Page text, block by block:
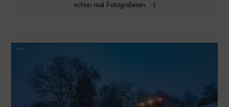
schon mal Fotografieren. :-)